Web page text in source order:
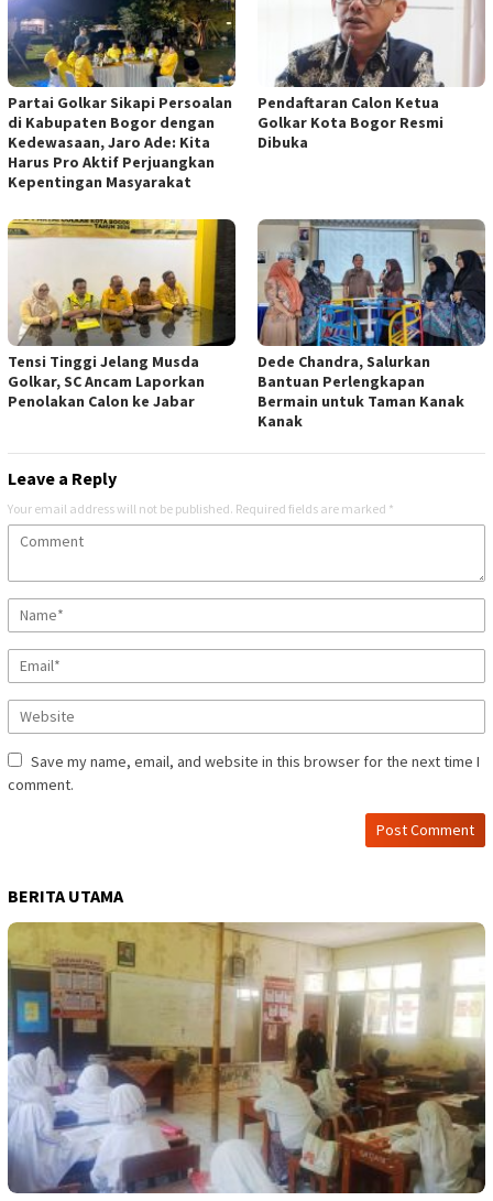
Partai Golkar Sikapi Persoalan
di Kabupaten Bogor dengan
Kedewasaan, Jaro Ade: Kita
Harus Pro Aktif Perjuangkan
Kepentingan Masyarakat
Pendaftaran Calon Ketua
Golkar Kota Bogor Resmi
Dibuka
Tensi Tinggi Jelang Musda
Golkar, SC Ancam Laporkan
Penolakan Calon ke Jabar
Dede Chandra, Salurkan
Bantuan Perlengkapan
Bermain untuk Taman Kanak
Kanak
Leave a Reply
Your email address will not be published. Required fields are marked *
Save my name, email, and website in this browser for the next time I
comment.
BERITA UTAMA